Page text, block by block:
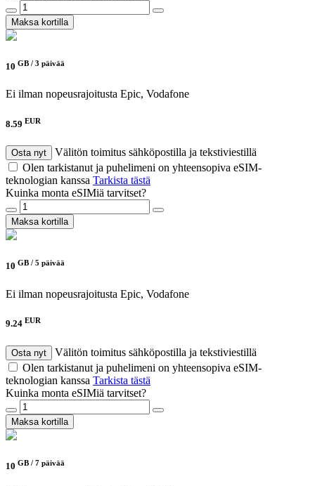
Maksa kortilla
10 GB / 3 päivää
Ei ilman nopeusrajoitusta Epic, Vodafone
8.59 EUR
Osta nyt
Välitön toimitus sähköpostilla ja tekstiviestillä
Olen tarkistanut ja puhelimeni on yhteensopiva eSIM-
teknologian kanssa Tarkista tästä
Kuinka monta eSIMiä tarvitset?
Maksa kortilla
10 GB / 5 päivää
Ei ilman nopeusrajoitusta Epic, Vodafone
9.24 EUR
Osta nyt
Välitön toimitus sähköpostilla ja tekstiviestillä
Olen tarkistanut ja puhelimeni on yhteensopiva eSIM-
teknologian kanssa Tarkista tästä
Kuinka monta eSIMiä tarvitset?
Maksa kortilla
10 GB / 7 päivää